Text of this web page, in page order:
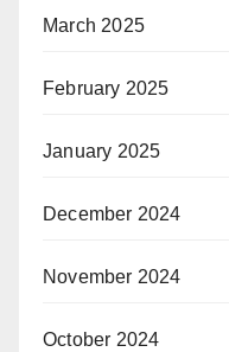
March 2025
February 2025
January 2025
December 2024
November 2024
October 2024